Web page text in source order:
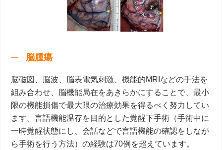
脳腫瘍
脳磁図、脳波、脳表電気刺激、機能的MRIなどの手法を
組み合わせ、脳機能局在をあきらかにすることで、最小
限の機能損傷で最大限の治療効果を得るべく努力してい
ます。言語機能温存を目的とした覚醒下手術（手術中に
一時覚醒状態にし、会話などで言語機能の確認をしなが
ら手術を行う方法）の経験は70例を超えています。